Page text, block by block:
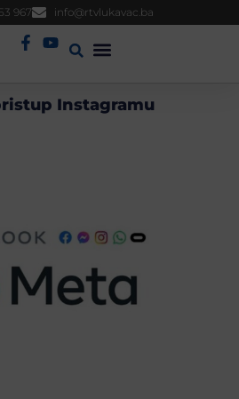
967 info@rtvlukavac.ba
Instagramu